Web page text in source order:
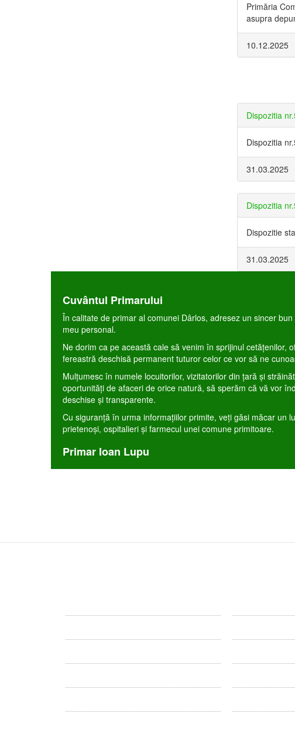
Primăria
asupra
10.12.2025
Dispozitia
Dispozitia
31.03.2025
Dispozitia
Dispozitie
31.03.2025
Cuvântul Primarului
În calitate de primar al comunei Dârlos, adresez un sincer
meu personal.
Ne dorim ca pe această cale să venim în sprijinul cetăţenilor,
fereastră deschisă permanent tuturor celor ce vor să ne
Mulţumesc în numele locuitorilor, vizitatorilor din ţară şi
oportunităţi de afaceri de orice natură, să sperăm că vă vor
deschise şi transparente.
Cu siguranţă în urma informaţiilor primite, veţi găsi măcar un
prietenoşi, ospitalieri şi farmecul unei comune primitoare.
Primar Ioan Lupu